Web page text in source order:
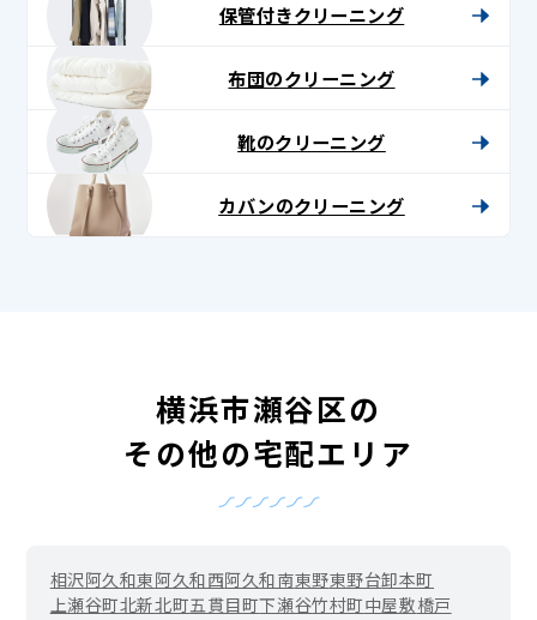
保管付きクリーニング
布団のクリーニング
靴のクリーニング
カバンのクリーニング
横浜市瀬谷区の
その他の宅配エリア
相沢阿久和東阿久和西阿久和南東野東野台卸本町
上瀬谷町北新北町五貫目町下瀬谷竹村町中屋敷橋戸